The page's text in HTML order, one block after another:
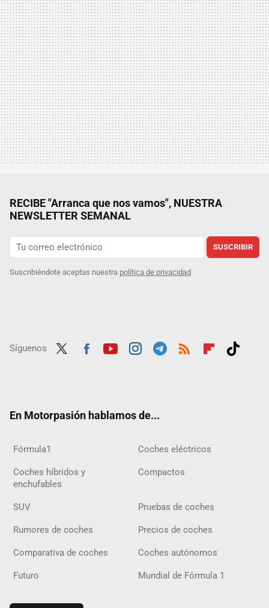
RECIBE "Arranca que nos vamos", NUESTRA
NEWSLETTER SEMANAL
SUSCRIBIR
Suscribiéndote aceptas nuestra política de privacidad
Síguenos
En Motorpasión hablamos de...
Fórmula1 Coches eléctricos
Coches híbridos y
enchufables
Compactos
SUV Pruebas de coches
Rumores de coches Precios de coches
Comparativa de coches Coches autónomos
Futuro Mundial de Fórmula 1